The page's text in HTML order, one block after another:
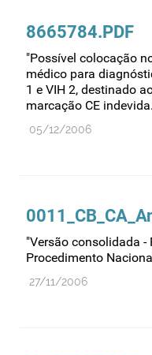
Prescrição
Preços
Produtos de
Produtos fronteira
Recursos
Registo
8665784.PDF
"Possível colocação
médico para
1 e VIH 2, destinado
marcação CE
05/12/2006
"Versão consolidada -
Procedimento
27/11/2006